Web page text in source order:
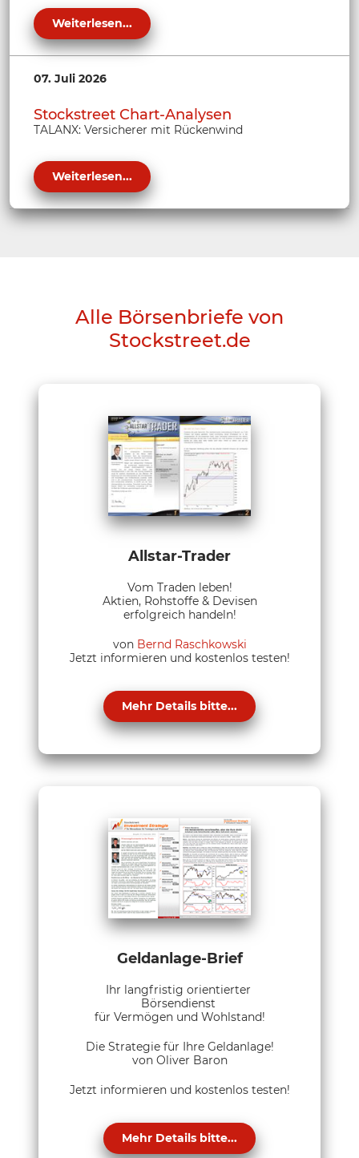
Weiterlesen...
07. Juli 2026
Stockstreet Chart-Analysen
TALANX: Versicherer mit Rückenwind
Weiterlesen...
Alle Börsenbriefe von
Stockstreet.de
Allstar-Trader
Vom Traden leben!
Aktien, Rohstoffe & Devisen
erfolgreich handeln!
von Bernd Raschkowski
Jetzt informieren und kostenlos testen!
Mehr Details bitte...
Geldanlage-Brief
Ihr langfristig orientierter
Börsendienst
für Vermögen und Wohlstand!
Die Strategie für Ihre Geldanlage!
von Oliver Baron
Jetzt informieren und kostenlos testen!
Mehr Details bitte...